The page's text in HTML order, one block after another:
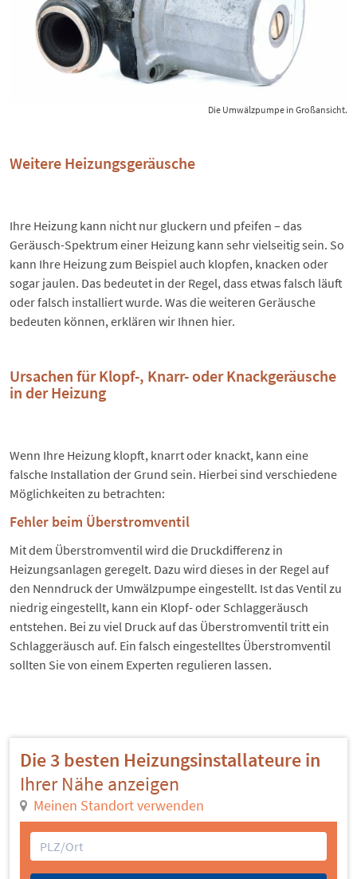
Die Umwälzpumpe in Großansicht.
Weitere Heizungsgeräusche
Ihre Heizung kann nicht nur gluckern und pfeifen – das
Geräusch-Spektrum einer Heizung kann sehr vielseitig sein. So
kann Ihre Heizung zum Beispiel auch klopfen, knacken oder
sogar jaulen. Das bedeutet in der Regel, dass etwas falsch läuft
oder falsch installiert wurde. Was die weiteren Geräusche
bedeuten können, erklären wir Ihnen hier.
Ursachen für Klopf-, Knarr- oder Knackgeräusche
in der Heizung
Wenn Ihre Heizung klopft, knarrt oder knackt, kann eine
falsche Installation der Grund sein. Hierbei sind verschiedene
Möglichkeiten zu betrachten:
Fehler beim Überstromventil
Mit dem Überstromventil wird die Druckdifferenz in
Heizungsanlagen geregelt. Dazu wird dieses in der Regel auf
den Nenndruck der Umwälzpumpe eingestellt. Ist das Ventil zu
niedrig eingestellt, kann ein Klopf- oder Schlaggeräusch
entstehen. Bei zu viel Druck auf das Überstromventil tritt ein
Schlaggeräusch auf. Ein falsch eingestelltes Überstromventil
sollten Sie von einem Experten regulieren lassen.
Die 3 besten Heizungsinstallateure in
Ihrer Nähe anzeigen
Meinen Standort verwenden